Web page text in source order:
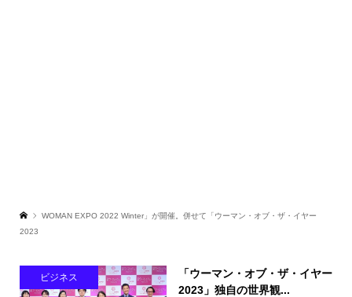
WOMAN EXPO 2022 Winter」が開催。併せて「ウーマン・オブ・ザ・イヤー
2023
ビジネス
「ウーマン・オブ・ザ・イヤー
2023」独⾃の世界観...